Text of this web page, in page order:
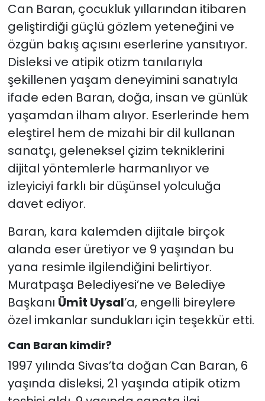
Can Baran, çocukluk yıllarından itibaren
geliştirdiği güçlü gözlem yeteneğini ve
özgün bakış açısını eserlerine yansıtıyor.
Disleksi ve atipik otizm tanılarıyla
şekillenen yaşam deneyimini sanatıyla
ifade eden Baran, doğa, insan ve günlük
yaşamdan ilham alıyor. Eserlerinde hem
eleştirel hem de mizahi bir dil kullanan
sanatçı, geleneksel çizim tekniklerini
dijital yöntemlerle harmanlıyor ve
izleyiciyi farklı bir düşünsel yolculuğa
davet ediyor.
Baran, kara kalemden dijitale birçok
alanda eser üretiyor ve 9 yaşından bu
yana resimle ilgilendiğini belirtiyor.
Muratpaşa Belediyesi’ne ve Belediye
Başkanı Ümit Uysal’a, engelli bireylere
özel imkanlar sundukları için teşekkür etti.
Can Baran kimdir?
1997 yılında Sivas’ta doğan Can Baran, 6
yaşında disleksi, 21 yaşında atipik otizm